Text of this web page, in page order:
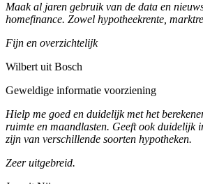
Maak al jaren gebruik van de data en
homefinance. Zowel hypotheekrente,
Fijn en overzichtelijk
Wilbert uit Bosch
Geweldige informatie voorziening
Hielp me goed en duidelijk met het
ruimte en maandlasten. Geeft ook duidelijk
zijn van verschillende soorten hypotheken.
Zeer uitgebreid.